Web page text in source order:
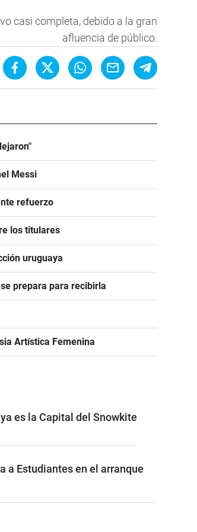
casi completa, debido a la gran
afluencia de público.
Messi
refuerzo
los titulares
uruguaya
prepara para recibirla
Artística Femenina
es la Capital del Snowkite
a Estudiantes en el arranque